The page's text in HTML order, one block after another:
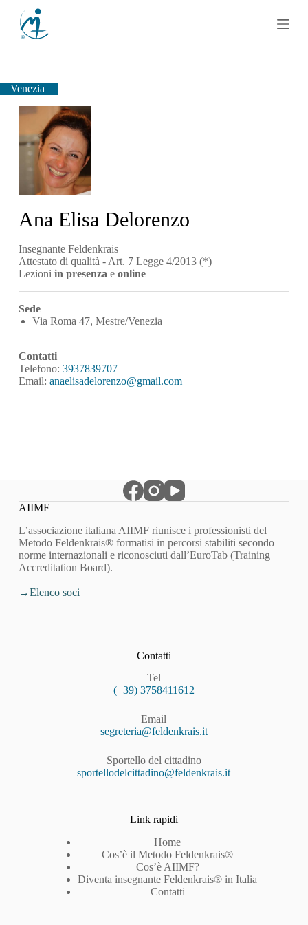
l
o
Venezia
Ana Elisa Delorenzo
Insegnante Feldenkrais
Attestato di qualità - Art. 7 Legge 4/2013 (*)
Lezioni in presenza e online
Sede
Via Roma 47, Mestre/Venezia
Contatti
Telefono: 3937839707
Email: anaelisadelorenzo@gmail.com
AIIMF
L’associazione italiana AIIMF riunisce i professionisti del
Metodo Feldenkrais® formatisi in percorsi stabiliti secondo
norme internazionali e riconosciuti dall’EuroTab (Training
Accreditation Board).
Elenco soci
Contatti
Tel
(+39) 3758411612
Email
segreteria@feldenkrais.it
Sportello del cittadino
sportellodelcittadino@feldenkrais.it
Link rapidi
Home
Cos’è il Metodo Feldenkrais®
Cos’è AIIMF?
Diventa insegnante Feldenkrais® in Italia
Contatti